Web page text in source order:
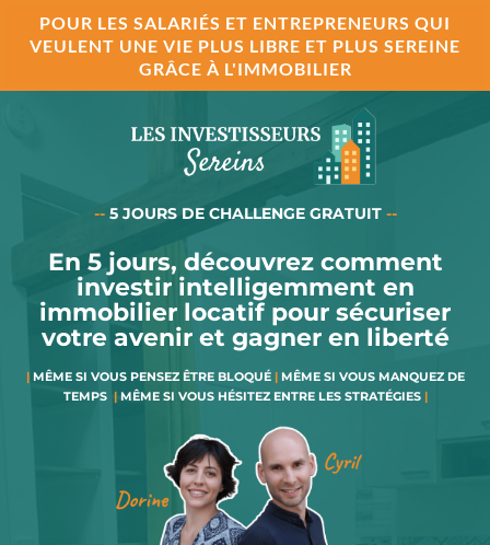
POUR LES SALARIÉS ET ENTREPRENEURS QUI
VEULENT UNE VIE PLUS LIBRE ET PLUS SEREINE
GRÂCE À L'IMMOBILIER
-- 5 JOURS DE CHALLENGE GRATUIT --
En 5 jours, découvrez comment
investir intelligemment en
immobilier locatif pour sécuriser
votre avenir et gagner en liberté
| MÊME SI VOUS PENSEZ ÊTRE BLOQUÉ | MÊME SI VOUS MANQUEZ DE
TEMPS | MÊME SI VOUS HÉSITEZ ENTRE LES STRATÉGIES |